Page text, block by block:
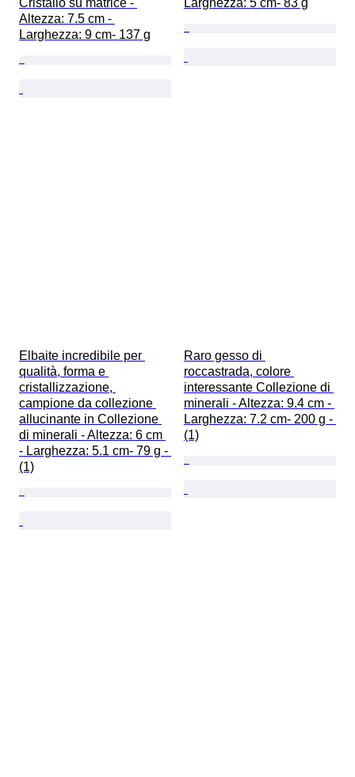
Cristallo su matrice -
Altezza: 7.5 cm -
Larghezza: 9 cm- 137 g
Larghezza: 5 cm- 83 g
Elbaite incredibile per
qualità, forma e
cristallizzazione,
campione da collezione
allucinante in Collezione
di minerali - Altezza: 6 cm
- Larghezza: 5.1 cm- 79 g -
(1)
Raro gesso di
roccastrada, colore
interessante Collezione di
minerali - Altezza: 9.4 cm -
Larghezza: 7.2 cm- 200 g -
(1)